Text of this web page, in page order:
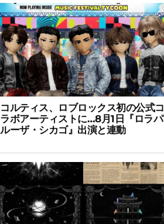
コルティス、ロブロックス初の公式コ
ラボアーティストに…8月1日『ロラパ
ルーザ・シカゴ』出演と連動